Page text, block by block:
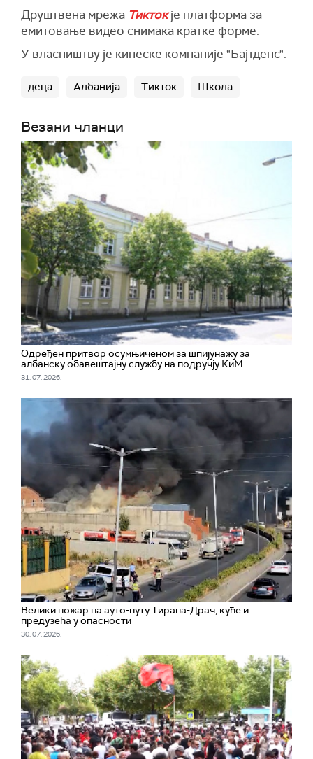
Друштвена мрежа Тиктокје платформа за
емитовање видео снимака кратке форме.
У власништву је кинеске компаније "Бајтденс".
деца Албанија Тикток Школа
Везани чланци
Одређен притвор осумњиченом за шпијунажу за
албанску обавештајну службу на подручју КиМ
31. 07. 2026.
Велики пожар на ауто-путу Тирана-Драч, куће и
предузећа у опасности
30. 07. 2026.